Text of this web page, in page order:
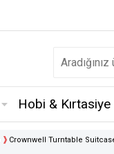
Hobi & Kırtasiye
Crownwell Turntable